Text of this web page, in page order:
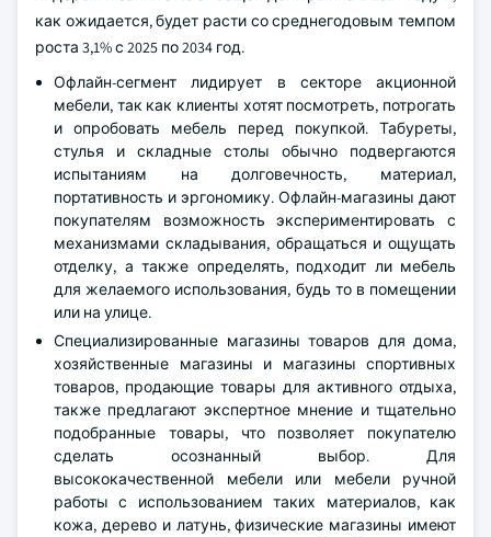
как ожидается, будет расти со среднегодовым темпом
роста 3,1% с 2025 по 2034 год.
Офлайн-сегмент лидирует в секторе акционной
мебели, так как клиенты хотят посмотреть, потрогать
и опробовать мебель перед покупкой. Табуреты,
стулья и складные столы обычно подвергаются
испытаниям на долговечность, материал,
портативность и эргономику. Офлайн-магазины дают
покупателям возможность экспериментировать с
механизмами складывания, обращаться и ощущать
отделку, а также определять, подходит ли мебель
для желаемого использования, будь то в помещении
или на улице.
Специализированные магазины товаров для дома,
хозяйственные магазины и магазины спортивных
товаров, продающие товары для активного отдыха,
также предлагают экспертное мнение и тщательно
подобранные товары, что позволяет покупателю
сделать осознанный выбор. Для
высококачественной мебели или мебели ручной
работы с использованием таких материалов, как
кожа, дерево и латунь, физические магазины имеют